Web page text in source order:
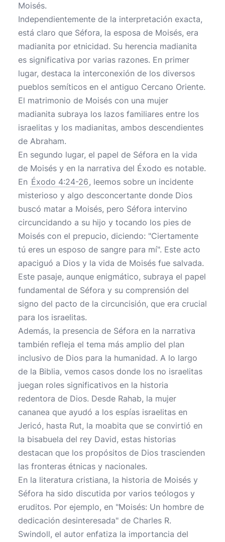
Moisés.
Independientemente de la interpretación exacta,
está claro que Séfora, la esposa de Moisés, era
madianita por etnicidad. Su herencia madianita
es significativa por varias razones. En primer
lugar, destaca la interconexión de los diversos
pueblos semíticos en el antiguo Cercano Oriente.
El matrimonio de Moisés con una mujer
madianita subraya los lazos familiares entre los
israelitas y los madianitas, ambos descendientes
de Abraham.
En segundo lugar, el papel de Séfora en la vida
de Moisés y en la narrativa del Éxodo es notable.
En Éxodo 4:24-26, leemos sobre un incidente
misterioso y algo desconcertante donde Dios
buscó matar a Moisés, pero Séfora intervino
circuncidando a su hijo y tocando los pies de
Moisés con el prepucio, diciendo: "Ciertamente
tú eres un esposo de sangre para mí". Este acto
apaciguó a Dios y la vida de Moisés fue salvada.
Este pasaje, aunque enigmático, subraya el papel
fundamental de Séfora y su comprensión del
signo del pacto de la circuncisión, que era crucial
para los israelitas.
Además, la presencia de Séfora en la narrativa
también refleja el tema más amplio del plan
inclusivo de Dios para la humanidad. A lo largo
de la Biblia, vemos casos donde los no israelitas
juegan roles significativos en la historia
redentora de Dios. Desde Rahab, la mujer
cananea que ayudó a los espías israelitas en
Jericó, hasta Rut, la moabita que se convirtió en
la bisabuela del rey David, estas historias
destacan que los propósitos de Dios trascienden
las fronteras étnicas y nacionales.
En la literatura cristiana, la historia de Moisés y
Séfora ha sido discutida por varios teólogos y
eruditos. Por ejemplo, en "Moisés: Un hombre de
dedicación desinteresada" de Charles R.
Swindoll, el autor enfatiza la importancia del